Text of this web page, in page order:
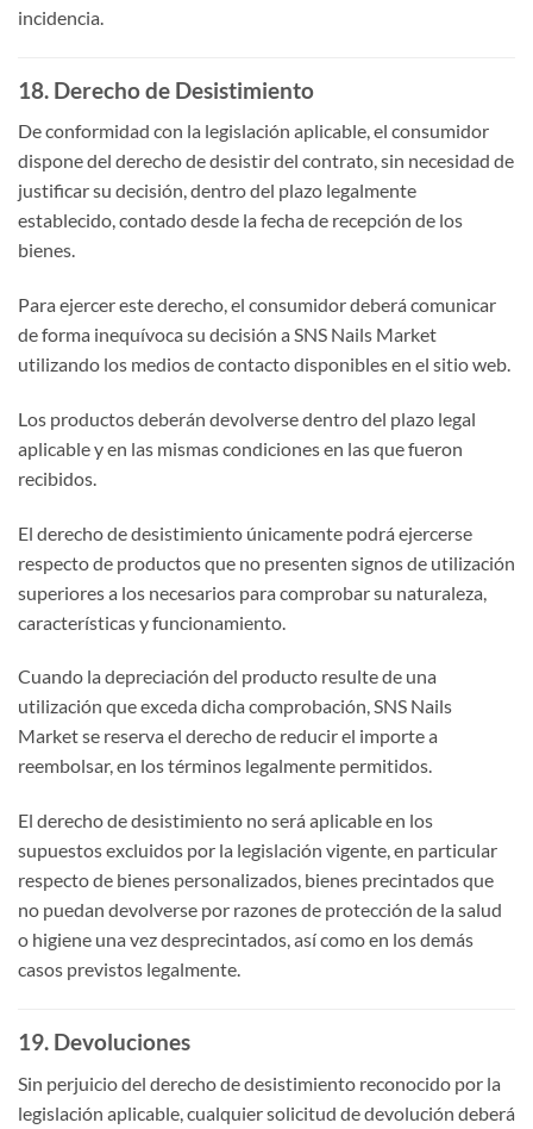
incidencia.
18. Derecho de Desistimiento
De conformidad con la legislación aplicable, el consumidor
dispone del derecho de desistir del contrato, sin necesidad de
justificar su decisión, dentro del plazo legalmente
establecido, contado desde la fecha de recepción de los
bienes.
Para ejercer este derecho, el consumidor deberá comunicar
de forma inequívoca su decisión a SNS Nails Market
utilizando los medios de contacto disponibles en el sitio web.
Los productos deberán devolverse dentro del plazo legal
aplicable y en las mismas condiciones en las que fueron
recibidos.
El derecho de desistimiento únicamente podrá ejercerse
respecto de productos que no presenten signos de utilización
superiores a los necesarios para comprobar su naturaleza,
características y funcionamiento.
Cuando la depreciación del producto resulte de una
utilización que exceda dicha comprobación, SNS Nails
Market se reserva el derecho de reducir el importe a
reembolsar, en los términos legalmente permitidos.
El derecho de desistimiento no será aplicable en los
supuestos excluidos por la legislación vigente, en particular
respecto de bienes personalizados, bienes precintados que
no puedan devolverse por razones de protección de la salud
o higiene una vez desprecintados, así como en los demás
casos previstos legalmente.
19. Devoluciones
Sin perjuicio del derecho de desistimiento reconocido por la
legislación aplicable, cualquier solicitud de devolución deberá